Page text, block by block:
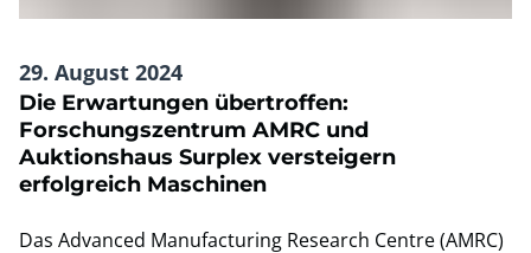
29. August 2024
Die Erwartungen übertroffen:
Forschungszentrum AMRC und
Auktionshaus Surplex versteigern
erfolgreich Maschinen
Das Advanced Manufacturing Research Centre (AMRC)